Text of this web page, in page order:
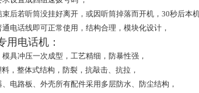
后若听筒没挂好离开，或因听筒掉落而开机，30秒后本
电话线即可正常使用，结构合理，模块化设计，
用电话机：
具冲压一次成型，工艺精细，防暴性强，
，整体式结构，防裂，抗敲击、抗拉，
电路板、外壳所有配件采用多层防水、防尘结构，